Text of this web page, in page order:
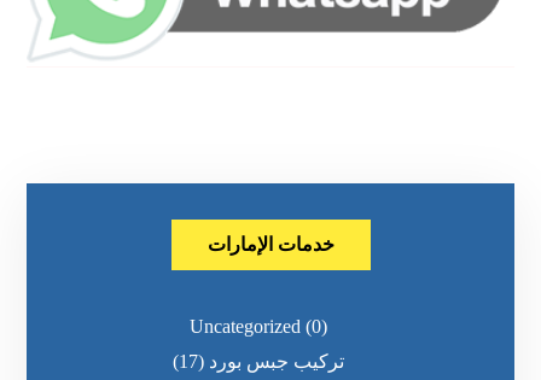
خدمات الإمارات
Uncategorized (0)
تركيب جبس بورد (17)